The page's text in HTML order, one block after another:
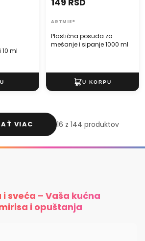
ml
Plastična posuda za
mešanje i sipanje 1000 ml
ARTMIE®
VIAC 16 z 144 produktov
sveća – Vaša kućna
i opuštanja